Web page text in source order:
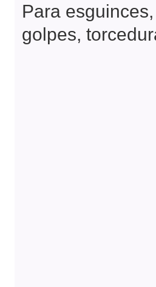
Para esguinces,
golpes,